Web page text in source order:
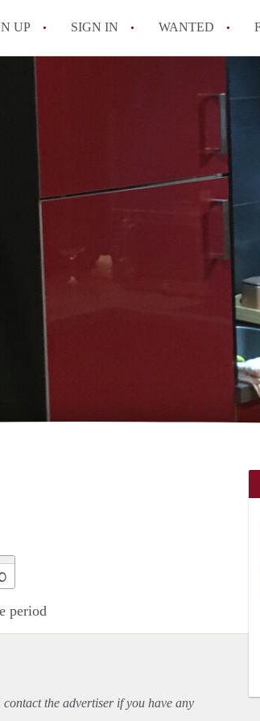
UP SIGN IN WANTED
period
the advertiser if you have any